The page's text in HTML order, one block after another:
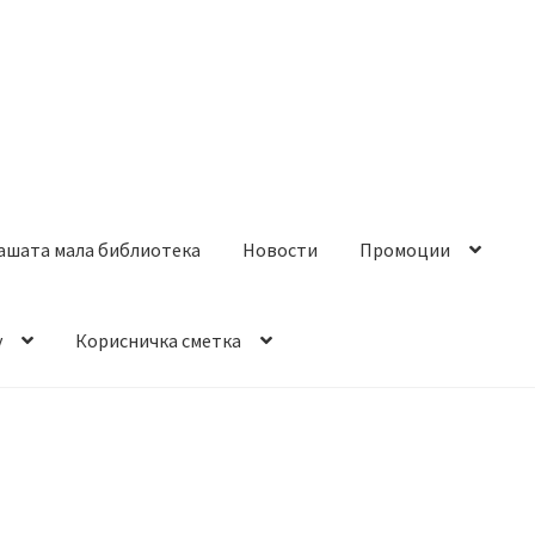
мала библиотека Новости Промоции
Корисничка сметка